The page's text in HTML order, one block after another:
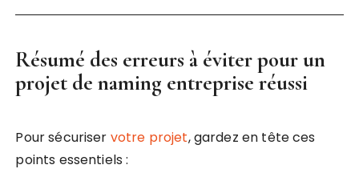
Résumé des erreurs à éviter pour un
projet de naming entreprise réussi
Pour sécuriser votre projet, gardez en tête ces
points essentiels :